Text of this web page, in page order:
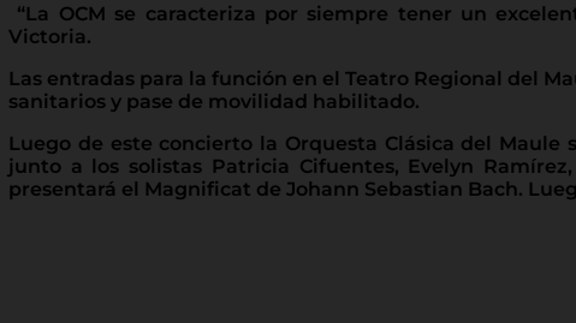
“La OCM se caracteriza por siempre tener un
Victoria.
Las entradas para la función en el Teatro Regional del
sanitarios y pase de movilidad habilitado.
Luego de este concierto la Orquesta Clásica del
junto a los solistas Patricia Cifuentes, Evelyn
presentará el Magnificat de Johann Sebastian Bach.